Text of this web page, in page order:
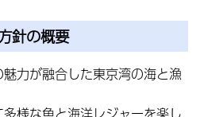
針の概要
魅力が融合した東京湾の海と漁